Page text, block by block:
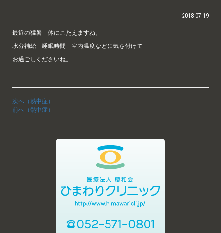
2018-07-19
最近の猛暑 体にこたえますね。
水分補給 睡眠時間 室内温度などに気を付けて
お過ごしくださいね。
次へ（熱中症）
前へ（熱中症）